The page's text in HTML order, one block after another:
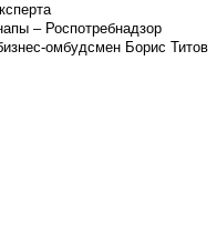
– Роспотребнадзор
омбудсмен Борис Титов